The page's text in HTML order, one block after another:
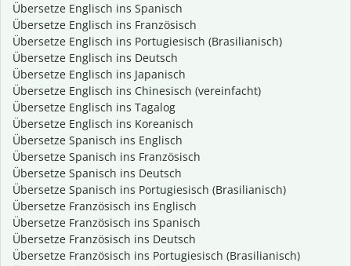
Übersetze Englisch ins Spanisch
Übersetze Englisch ins Französisch
Übersetze Englisch ins Portugiesisch (Brasilianisch)
Übersetze Englisch ins Deutsch
Übersetze Englisch ins Japanisch
Übersetze Englisch ins Chinesisch (vereinfacht)
Übersetze Englisch ins Tagalog
Übersetze Englisch ins Koreanisch
Übersetze Spanisch ins Englisch
Übersetze Spanisch ins Französisch
Übersetze Spanisch ins Deutsch
Übersetze Spanisch ins Portugiesisch (Brasilianisch)
Übersetze Französisch ins Englisch
Übersetze Französisch ins Spanisch
Übersetze Französisch ins Deutsch
Übersetze Französisch ins Portugiesisch (Brasilianisch)